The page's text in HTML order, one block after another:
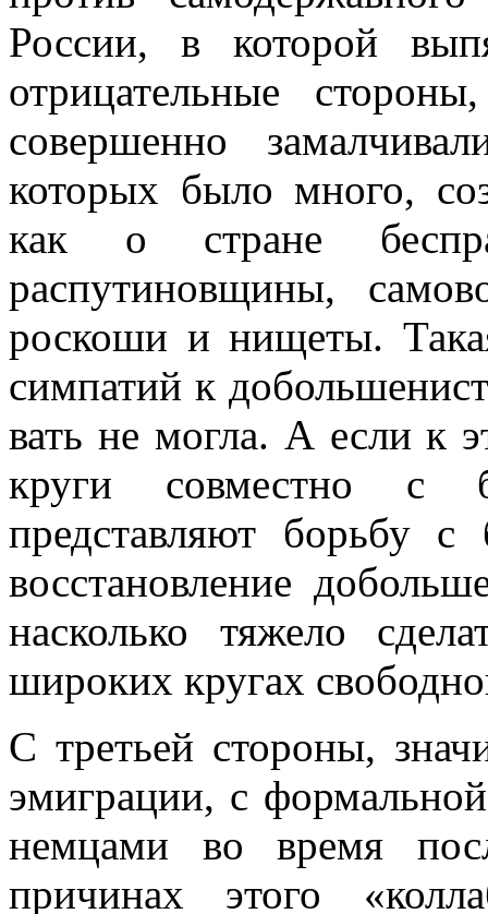
России, в которой
отрицательные
совершенно
которых было много,
как о стране
распутиновщины,
роскоши и нищеты.
симпатий к
вать не могла. А если к
круги совместно с
представляют борьбу
восстановление
насколько тяже­ло
широких кругах
С третьей стороны,
эмиграции, с
немцами во время
причинах этого